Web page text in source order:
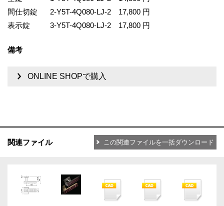
間仕切錠
2-Y5T-4Q080-LJ-2
17,800 円
表示錠
3-Y5T-4Q080-LJ-2 17,800 円
備考
ONLINE SHOPで購入
関連ファイル この関連ファイルを一括ダウンロード